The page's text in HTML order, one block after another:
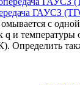
ГАУСЗ
с
q и
Определить